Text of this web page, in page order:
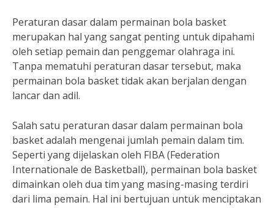
Peraturan dasar dalam permainan bola basket
merupakan hal yang sangat penting untuk dipahami
oleh setiap pemain dan penggemar olahraga ini.
Tanpa mematuhi peraturan dasar tersebut, maka
permainan bola basket tidak akan berjalan dengan
lancar dan adil.
Salah satu peraturan dasar dalam permainan bola
basket adalah mengenai jumlah pemain dalam tim.
Seperti yang dijelaskan oleh FIBA (Federation
Internationale de Basketball), permainan bola basket
dimainkan oleh dua tim yang masing-masing terdiri
dari lima pemain. Hal ini bertujuan untuk menciptakan